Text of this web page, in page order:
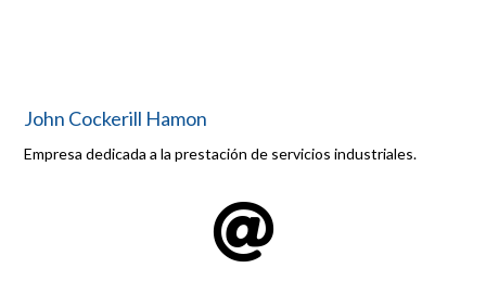
John Cockerill Hamon
Empresa dedicada a la prestación de servicios industriales.
